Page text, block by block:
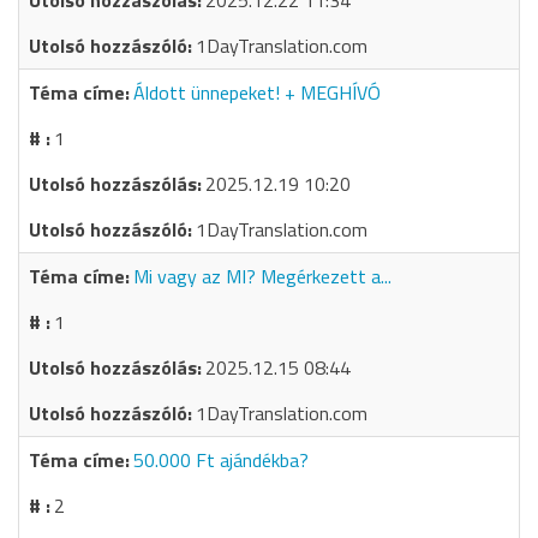
1DayTranslation.com
Áldott ünnepeket! + MEGHÍVÓ
1
2025.12.19 10:20
1DayTranslation.com
Mi vagy az MI? Megérkezett a...
1
2025.12.15 08:44
1DayTranslation.com
50.000 Ft ajándékba?
2